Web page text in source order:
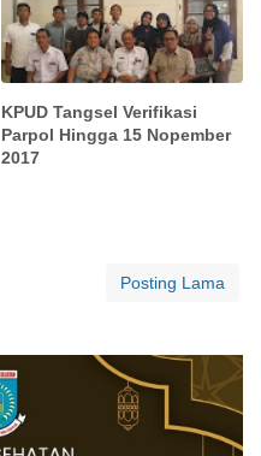
KPUD Tangsel Verifikasi
Parpol Hingga 15 Nopember
2017
Posting Lama